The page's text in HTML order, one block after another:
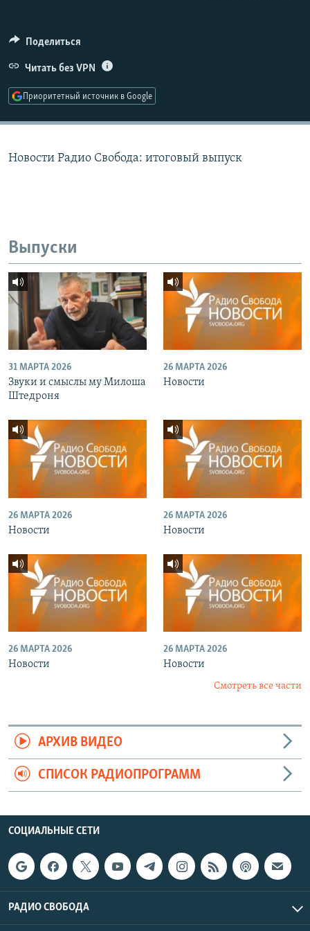
ПОДПИШИТЕСЬ НА РАССЫЛКУ
СОЦИАЛЬНЫЕ СЕТИ
Поделиться
Читать без VPN
Приоритетный источник в Google
Новости Радио Свобода: итоговый выпуск
Выпуски
31 МАРТА 2026
Звуки и смыслы му Милоша
Штедроня
26 МАРТА 2026
Новости
26 МАРТА 2026
Новости
26 МАРТА 2026
Новости
26 МАРТА 2026
Новости
26 МАРТА 2026
Новости
Смотреть все части
АРХИВ ВИДЕО
СПИСОК РАДИОПРОГРАММ
СОЦИАЛЬНЫЕ СЕТИ
РАДИО СВОБОДА